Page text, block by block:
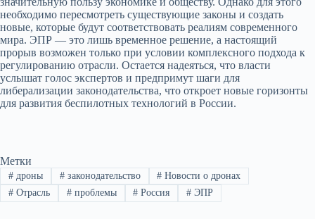
необходимо пересмотреть существующие законы и создать
новые, которые будут соответствовать реалиям современного
мира. ЭПР — это лишь временное решение, а настоящий
прорыв возможен только при условии комплексного подхода к
регулированию отрасли. Остается надеяться, что власти
услышат голос экспертов и предпримут шаги для
либерализации законодательства, что откроет новые горизонты
для развития беспилотных технологий в России.
Метки
#дроны #законодательство # Новости о дронах
#Отрасль #проблемы # Россия # ЭПР